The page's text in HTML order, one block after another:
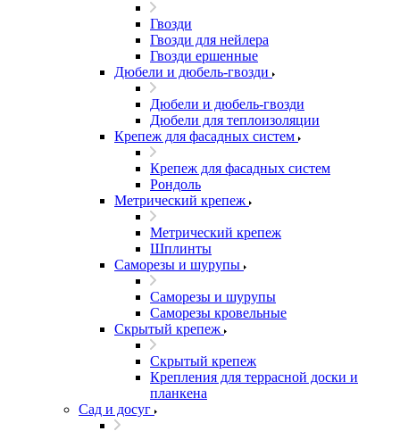
Гвозди
Гвозди для нейлера
Гвозди ершенные
Дюбели и дюбель-гвозди
Дюбели и дюбель-гвозди
Дюбели для теплоизоляции
Крепеж для фасадных систем
Крепеж для фасадных систем
Рондоль
Метрический крепеж
Метрический крепеж
Шплинты
Саморезы и шурупы
Саморезы и шурупы
Саморезы кровельные
Скрытый крепеж
Скрытый крепеж
Крепления для террасной доски и
планкена
Сад и досуг